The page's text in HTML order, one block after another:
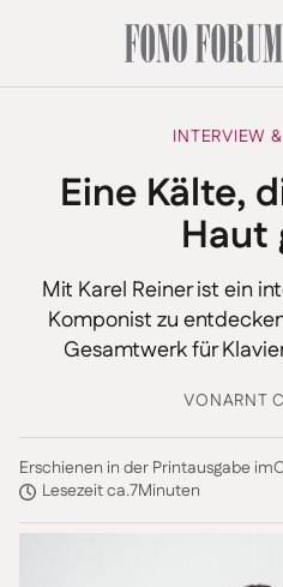
INTERVIEW
Eine Kälte,
Haut
Mit Karel Reiner ist ein
Komponist zu
Gesamtwerk für
VONARNT
Erschienen in der Printausgabe im
Lesezeit ca.7Minuten